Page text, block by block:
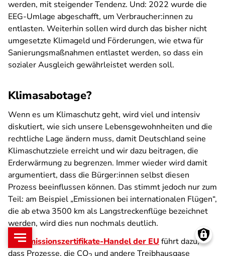
werden, mit steigender Tendenz. Und: 2022 wurde die
EEG-Umlage abgeschafft, um Verbraucher:innen zu
entlasten. Weiterhin sollen wird durch das bisher nicht
umgesetzte Klimageld und Förderungen, wie etwa für
Sanierungsmaßnahmen entlastet werden, so dass ein
sozialer Ausgleich gewährleistet werden soll.
Klimasabotage?
Wenn es um Klimaschutz geht, wird viel und intensiv
diskutiert, wie sich unsere Lebensgewohnheiten und die
rechtliche Lage ändern muss, damit Deutschland seine
Klimaschutzziele erreicht und wir dazu beitragen, die
Erderwärmung zu begrenzen. Immer wieder wird damit
argumentiert, dass die Bürger:innen selbst diesen
Prozess beeinflussen können. Das stimmt jedoch nur zum
Teil: am Beispiel „Emissionen bei internationalen Flügen“,
die ab etwa 3500 km als Langstreckenflüge bezeichnet
werden, wird dies nun nochmals deutlich.
DerEmissionszertifikate-Handel der EU führt dazu,
dass Prozesse, die CO und andere Treibhausgase